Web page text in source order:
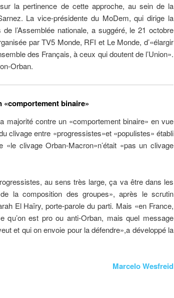
la pertinence de cette approche, au sein de la
La vice-présidente du MoDem, qui dirige la
l’Assemblée nationale, a suggéré, le 21 octobre
par TV5 Monde, RFI et Le Monde, d’«élargir
des Français, à ceux qui doutent de l’Union».
Orban.
«comportement binaire»
majorité contre un «comportement binaire» en vue
clivage entre «progressistes»et «populistes» établi
clivage Orban-Macron»n’était «pas un clivage
au sens très large, ça va être dans les
la composition des groupes», après le scrutin
El Haïry, porte-parole du parti. Mais «en France,
qu’on est pro ou anti-Orban, mais quel message
et qui on envoie pour la défendre»,a développé la
Marcelo Wesfreid